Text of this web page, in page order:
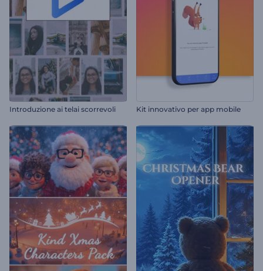
Introduzione ai telai scorrevoli Kit innovativo per app mobile